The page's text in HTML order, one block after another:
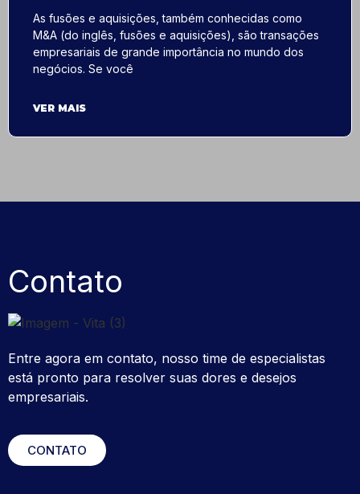
As fusões e aquisições, também conhecidas como
M&A (do inglês, fusões e aquisições), são transações
empresariais de grande importância no mundo dos
negócios. Se você
VER MAIS
Contato
Entre agora em contato, nosso time de especialistas
está pronto para resolver suas dores e desejos
empresariais.
CONTATO